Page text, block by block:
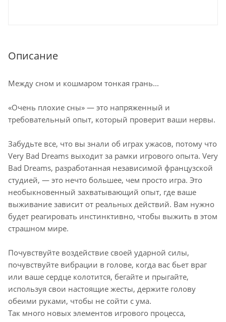
Описание
Между сном и кошмаром тонкая грань...
«Очень плохие сны» — это напряженный и
требовательный опыт, который проверит ваши нервы.
Забудьте все, что вы знали об играх ужасов, потому что
Very Bad Dreams выходит за рамки игрового опыта. Very
Bad Dreams, разработанная независимой французской
студией, — это нечто большее, чем просто игра. Это
необыкновенный захватывающий опыт, где ваше
выживание зависит от реальных действий. Вам нужно
будет реагировать инстинктивно, чтобы выжить в этом
страшном мире.
Почувствуйте воздействие своей ударной силы,
почувствуйте вибрации в голове, когда вас бьет враг
или ваше сердце колотится, бегайте и прыгайте,
используя свои настоящие жесты, держите голову
обеими руками, чтобы не сойти с ума.
Так много новых элементов игрового процесса,